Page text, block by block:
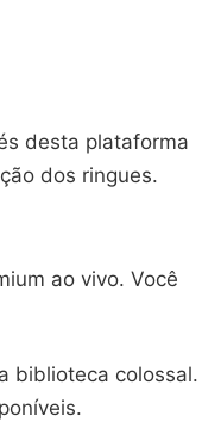
desta plataforma
dos ringues.
ao vivo. Você
biblioteca colossal.